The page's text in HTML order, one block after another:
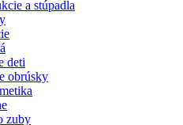
a stúpadla
deti
obrúsky
zuby